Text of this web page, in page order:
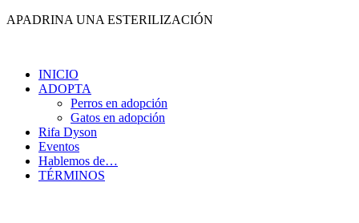
Ir
APADRINA UNA ESTERILIZACIÓN
INICIO
ADOPTA
Perros en adopción
Gatos en adopción
Rifa Dyson
Eventos
Hablemos de…
TÉRMINOS